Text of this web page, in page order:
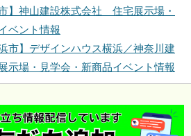
】神山建設株式会社 住宅展示場・
ベント情報
市】デザインハウス横浜／神奈川建
場・見学会・新商品イベント情報